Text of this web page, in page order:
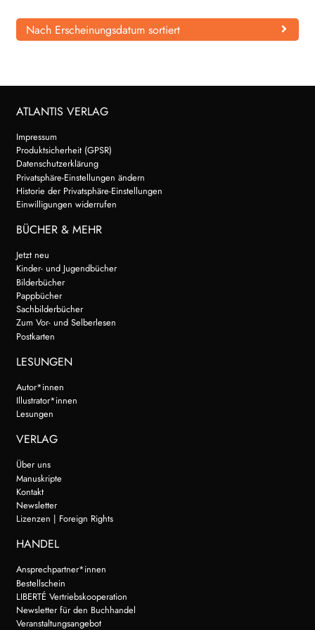
WEITERE VERLAGE
Nach Erscheinungsdatum sortiert
ATLANTIS VERLAG
Impressum
Produktsicherheit (GPSR)
Datenschutzerklärung
Privatsphäre-Einstellungen ändern
Historie der Privatsphäre-Einstellungen
Einwilligungen widerrufen
BÜCHER & MEHR
Jetzt neu
Kinder- und Jugendbücher
Bilderbücher
Pappbücher
Sachbilderbücher
Zum Vor- und Selberlesen
Postkarten
LESUNGEN
Autor*innen
Illustrator*innen
Lesungen
VERLAG
Über uns
Manuskripte
Kontakt
Newsletter
Lizenzen | Foreign Rights
HANDEL
Ansprechpartner*innen
Bestellschein
LIBERTÉ Vertriebskooperation
Newsletter für den Buchhandel
Veranstaltungsangebot